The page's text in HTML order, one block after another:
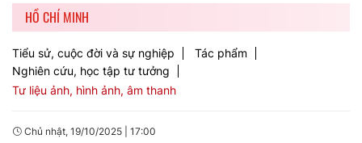
HỒ CHÍ MINH
Tiểu sử, cuộc đời và sự nghiệp
Tác phẩm
Nghiên cứu, học tập tư tưởng
Tư liệu ảnh, hình ảnh, âm thanh
Chủ nhật, 19/10/2025 17:00